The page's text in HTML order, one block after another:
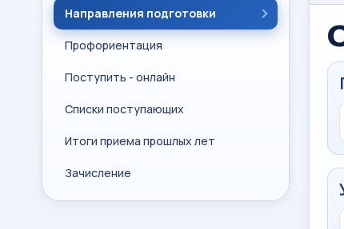
Направления подготовки
Профориентация
Поступить - онлайн
Списки поступающих
Итоги приема прошлых лет
Зачисление